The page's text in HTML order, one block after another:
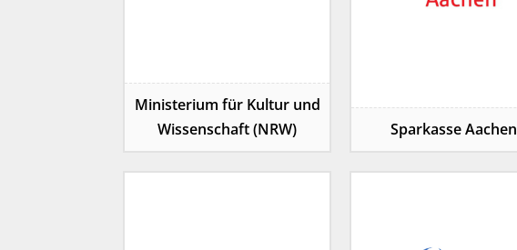
Ministerium für Kultur und
Wissenschaft (NRW)
Sparkasse Aachen